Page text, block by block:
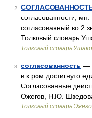
2
согласованности,
согласованный во 2
Толковый словарь
Толковый словарь
3 согласованность —
в к ром достигнуто
Согласованные
Ожегов, Н.Ю.
Толковый словарь